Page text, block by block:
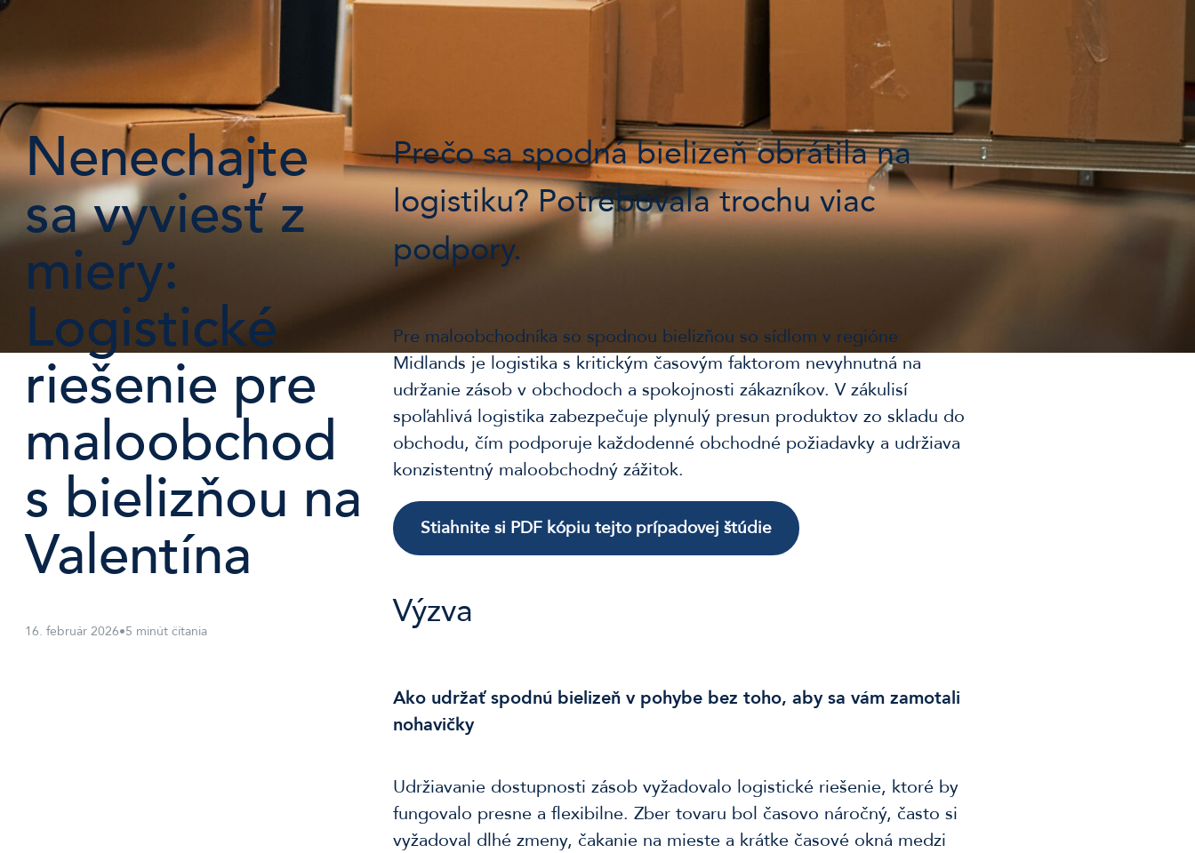
Nenechajte
sa vyviesť z
miery:
Logistické
riešenie pre
maloobchod
s bielizňou na
Valentína
16. február 2026•5 minút čítania
Prečo sa spodná bielizeň obrátila na
logistiku? Potrebovala trochu viac
podpory.
Pre maloobchodníka so spodnou bielizňou so sídlom v regióne
Midlands je logistika s kritickým časovým faktorom nevyhnutná na
udržanie zásob v obchodoch a spokojnosti zákazníkov. V zákulisí
spoľahlivá logistika zabezpečuje plynulý presun produktov zo skladu do
obchodu, čím podporuje každodenné obchodné požiadavky a udržiava
konzistentný maloobchodný zážitok.
Stiahnite si PDF kópiu tejto prípadovej štúdie
Výzva
Ako udržať spodnú bielizeň v pohybe bez toho, aby sa vám zamotali
nohavičky
Udržiavanie dostupnosti zásob vyžadovalo logistické riešenie, ktoré by
fungovalo presne a flexibilne. Zber tovaru bol časovo náročný, často si
vyžadoval dlhé zmeny, čakanie na mieste a krátke časové okná medzi